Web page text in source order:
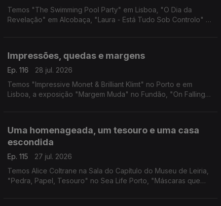
Temos "The Swimming Pool Party" em Lisboa, "O Dia da
Revelação" em Alcobaça, "Laura - Está Tudo Sob Controlo" e
Impressões, quedas e margens
Ep. 116
28 jul. 2026
Temos "Impressive Monet & Brilliant Klimt" no Porto e em
Lisboa, a exposição "Margem Muda" no Fundão, "On Falling"
Uma homenageada, um tesouro e uma casa
escondida
Ep. 115
27 jul. 2026
Temos Alice Coltrane na Sala do Capítulo do Museu de Leiria,
"Pedra, Papel, Tesouro" no Sea Life Porto, "Máscaras que